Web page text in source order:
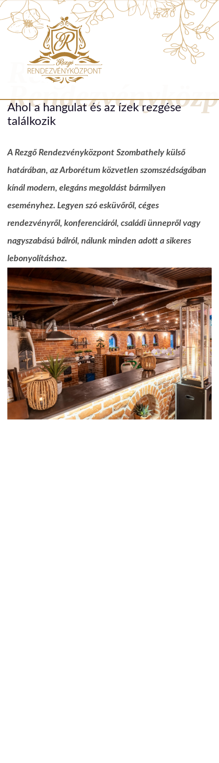
Rezgő
Ahol a hangulat és az ízek rezgése
találkozik
A Rezgő Rendezvényközpont Szombathely külső
határában, az Arborétum közvetlen szomszédságában
kínál modern, elegáns megoldást bármilyen
eseményhez. Legyen szó esküvőről, céges
rendezvényről, konferenciáról, családi ünnepről vagy
nagyszabású bálról, nálunk minden adott a sikeres
lebonyolításhoz.